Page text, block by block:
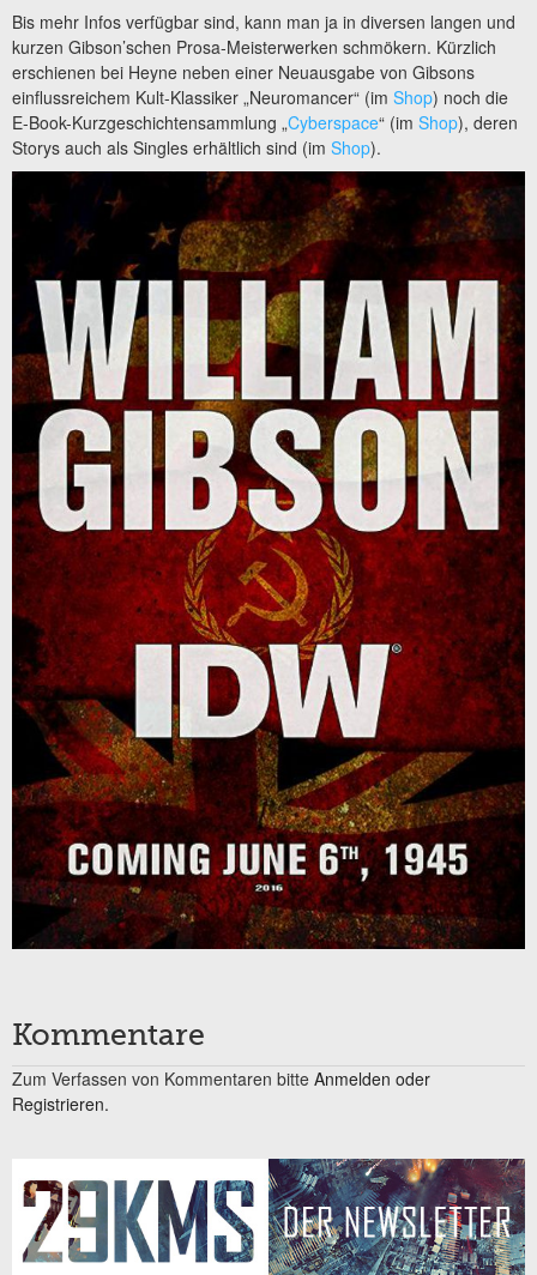
Bis mehr Infos verfügbar sind, kann man ja in diversen langen und
kurzen Gibson’schen Prosa-Meisterwerken schmökern. Kürzlich
erschienen bei Heyne neben einer Neuausgabe von Gibsons
einflussreichem Kult-Klassiker „Neuromancer“ (im Shop) noch die
E-Book-Kurzgeschichtensammlung „Cyberspace“ (im Shop), deren
Storys auch als Singles erhältlich sind (im Shop).
Kommentare
Zum Verfassen von Kommentaren bitte Anmelden oder
Registrieren.